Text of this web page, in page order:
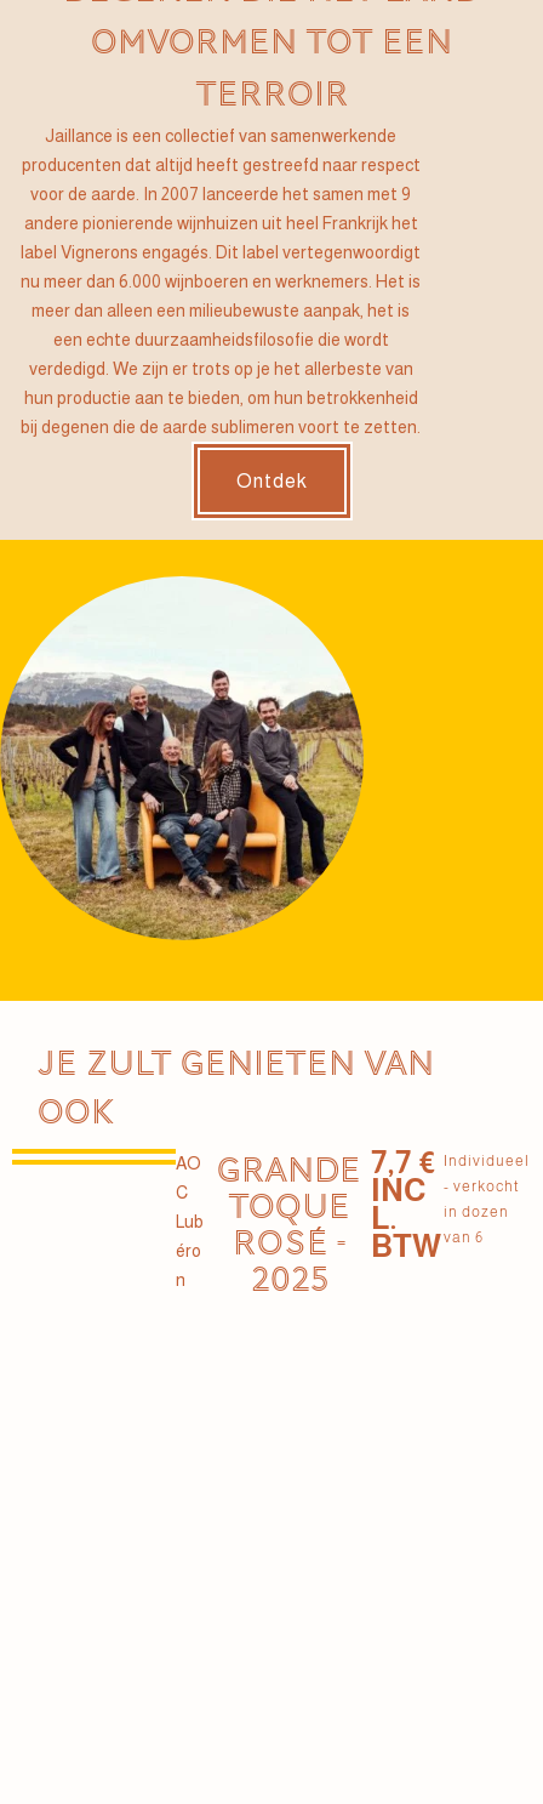
OMVORMEN TOT EEN
TERROIR
Jaillance is een collectief van samenwerkende
producenten dat altijd heeft gestreefd naar respect
voor de aarde. In 2007 lanceerde het samen met 9
andere pionierende wijnhuizen uit heel Frankrijk het
label Vignerons engagés. Dit label vertegenwoordigt
nu meer dan 6.000 wijnboeren en werknemers. Het is
meer dan alleen een milieubewuste aanpak, het is
een echte duurzaamheidsfilosofie die wordt
verdedigd. We zijn er trots op je het allerbeste van
hun productie aan te bieden, om hun betrokkenheid
bij degenen die de aarde sublimeren voort te zetten.
Ontdek
Je zult genieten van
ook
AO
C
Lub
éro
n
GRANDE
TOQUE
ROSÉ -
2025
7,7 €
INC
L.
BTW
Individueel
- verkocht
in dozen
van 6